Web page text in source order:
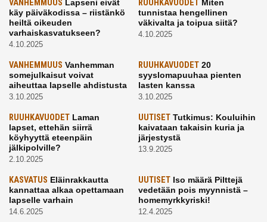
VANHEMMUUS Lapseni eivät
käy päiväkodissa – riistänkö
heiltä oikeuden
varhaiskasvatukseen?
4.10.2025
RUUHKAVUODETMiten
tunnistaa hengellinen
väkivalta ja toipua siitä?
4.10.2025
VANHEMMUUS Vanhemman
somejulkaisut voivat
aiheuttaa lapselle ahdistusta
3.10.2025
RUUHKAVUODET20
syyslomapuuhaa pienten
lasten kanssa
3.10.2025
RUUHKAVUODET Laman
lapset, ettehän siirrä
köyhyyttä eteenpäin
jälkipolville?
2.10.2025
UUTISETTutkimus: Kouluihin
kaivataan takaisin kuria ja
järjestystä
13.9.2025
KASVATUS Eläinrakkautta
kannattaa alkaa opettamaan
lapselle varhain
14.6.2025
UUTISETIso määrä Pilttejä
vedetään pois myynnistä –
homemyrkkyriski!
12.4.2025